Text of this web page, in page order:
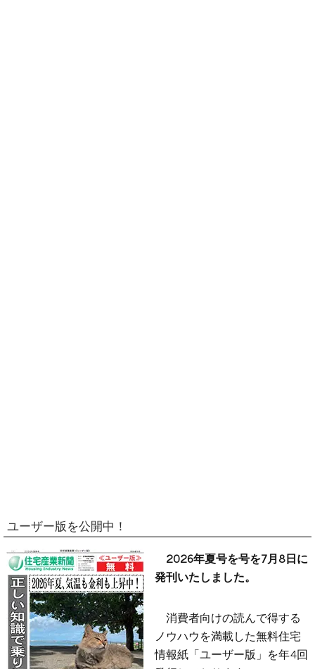
ユーザー版を公開中！
2026年夏号を号を7月8日に
発刊いたしました。
消費者向けの読んで得する
ノウハウを満載した無料住宅
情報紙「ユーザー版」を年4回